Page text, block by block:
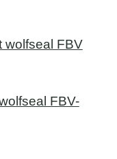
wolfseal FBV
FBV-